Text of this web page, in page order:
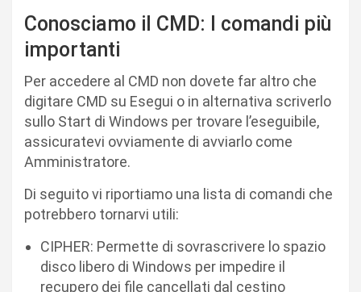
Conosciamo il CMD: I comandi più
importanti
Per accedere al CMD non dovete far altro che
digitare CMD su Esegui o in alternativa scriverlo
sullo Start di Windows per trovare l’eseguibile,
assicuratevi ovviamente di avviarlo come
Amministratore.
Di seguito vi riportiamo una lista di comandi che
potrebbero tornarvi utili:
CIPHER: Permette di sovrascrivere lo spazio
disco libero di Windows per impedire il
recupero dei file cancellati dal cestino